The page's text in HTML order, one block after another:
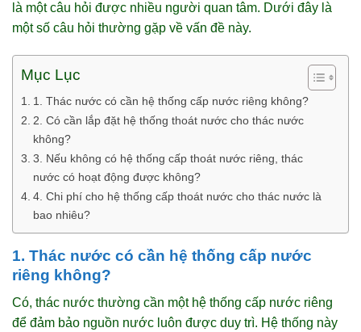
là một câu hỏi được nhiều người quan tâm. Dưới đây là
một số câu hỏi thường gặp về vấn đề này.
Mục Lục
1. Thác nước có cần hệ thống cấp nước riêng không?
2. Có cần lắp đặt hệ thống thoát nước cho thác nước
không?
3. Nếu không có hệ thống cấp thoát nước riêng, thác
nước có hoạt động được không?
4. Chi phí cho hệ thống cấp thoát nước cho thác nước là
bao nhiêu?
1. Thác nước có cần hệ thống cấp nước
riêng không?
Có, thác nước thường cần một hệ thống cấp nước riêng
để đảm bảo nguồn nước luôn được duy trì. Hệ thống này